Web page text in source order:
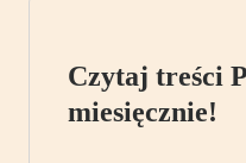
Czytaj treści
miesięcznie!